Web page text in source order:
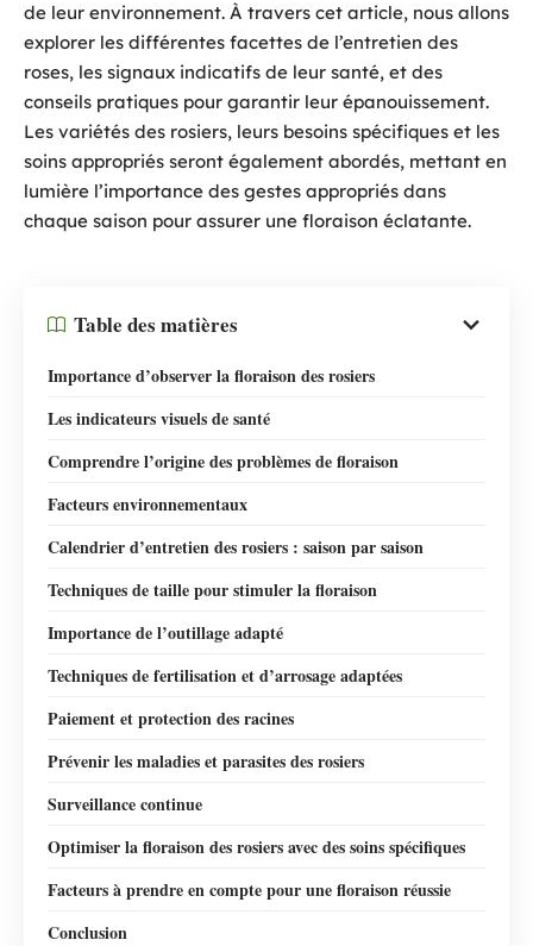
de leur environnement. À travers cet article, nous allons
explorer les différentes facettes de l’entretien des
roses, les signaux indicatifs de leur santé, et des
conseils pratiques pour garantir leur épanouissement.
Les variétés des rosiers, leurs besoins spécifiques et les
soins appropriés seront également abordés, mettant en
lumière l’importance des gestes appropriés dans
chaque saison pour assurer une floraison éclatante.
Table des matières
Importance d’observer la floraison des rosiers
Les indicateurs visuels de santé
Comprendre l’origine des problèmes de floraison
Facteurs environnementaux
Calendrier d’entretien des rosiers : saison par saison
Techniques de taille pour stimuler la floraison
Importance de l’outillage adapté
Techniques de fertilisation et d’arrosage adaptées
Paiement et protection des racines
Prévenir les maladies et parasites des rosiers
Surveillance continue
Optimiser la floraison des rosiers avec des soins spécifiques
Facteurs à prendre en compte pour une floraison réussie
Conclusion